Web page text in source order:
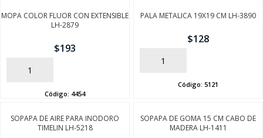
MOPA COLOR FLUOR CON EXTENSIBLE
LH-2879
$193
AÑADIR
Código: 4454
PALA METALICA 19X19 CM LH-3890
$128
AÑADIR
Código: 5121
SOPAPA DE AIRE PARA INODORO
TIMELIN LH-5218
SOPAPA DE GOMA 15 CM CABO DE
MADERA LH-1411